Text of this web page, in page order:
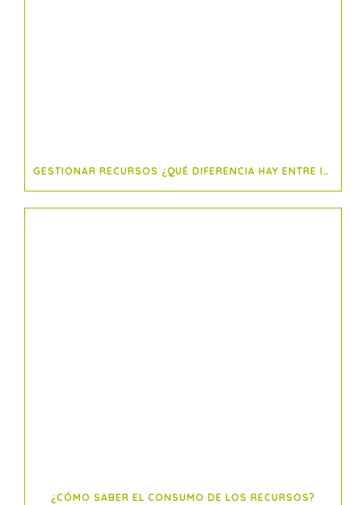
GESTIONAR RECURSOS ¿QUÉ DIFERENCIA HAY ENTRE IMPUTAR Y ASIGNAR RECURSOS?
¿CÓMO SABER EL CONSUMO DE LOS RECURSOS?